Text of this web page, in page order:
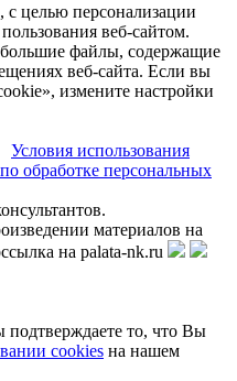
с целью персонализации
веб-сайтом.
файлы, содержащие
веб-сайта. Если вы
измените настройки
Условия использования
обработке персональных
материалов на
на palata-nk.ru
то, что Вы
cookies на нашем